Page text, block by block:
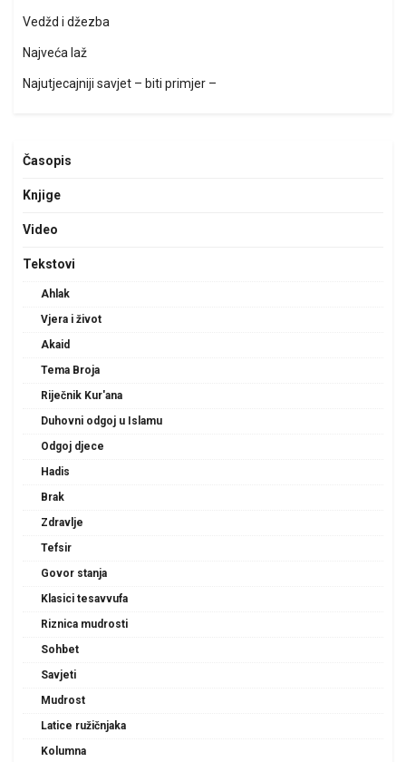
Vedžd i džezba
Najveća laž
Najutjecajniji savjet – biti primjer –
Časopis
Knjige
Video
Tekstovi
Ahlak
Vjera i život
Akaid
Tema Broja
Riječnik Kur'ana
Duhovni odgoj u Islamu
Odgoj djece
Hadis
Brak
Zdravlje
Tefsir
Govor stanja
Klasici tesavvufa
Riznica mudrosti
Sohbet
Savjeti
Mudrost
Latice ružičnjaka
Kolumna